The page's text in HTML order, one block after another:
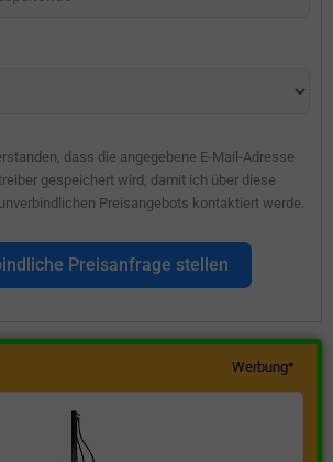
dass die angegebene E-Mail-Adresse
gespeichert wird, damit ich über diese
Preisangebots kontaktiert werde.
Preisanfrage stellen
Werbung*